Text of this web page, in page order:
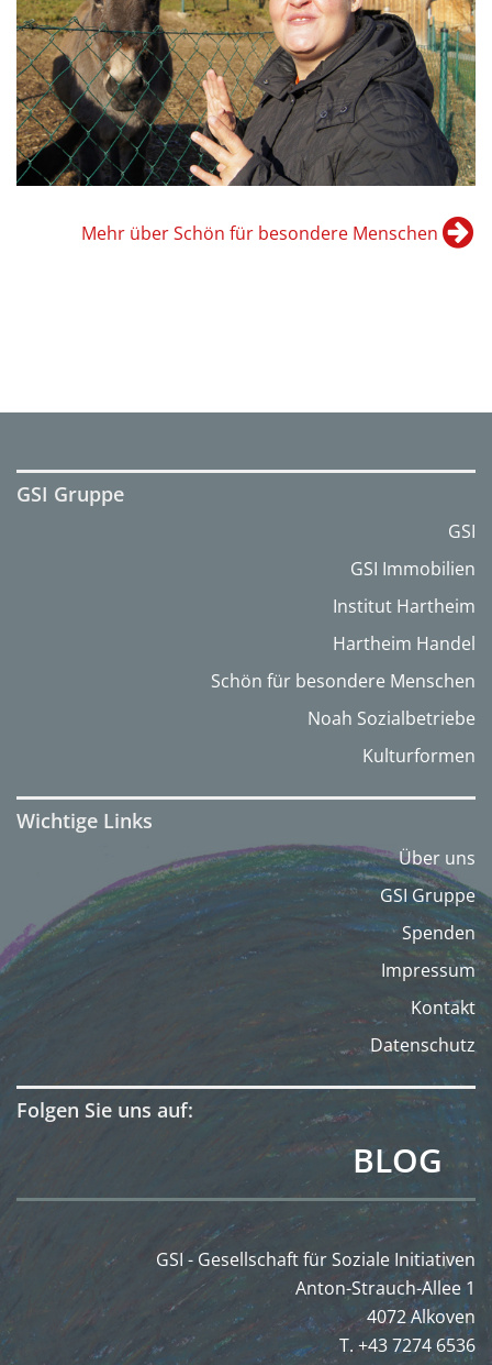
Mehr über Schön für besondere Menschen
GSI Gruppe
GSI
GSI Immobilien
Institut Hartheim
Hartheim Handel
Schön für besondere Menschen
Noah Sozialbetriebe
Kulturformen
Wichtige Links
Über uns
GSI Gruppe
Spenden
Impressum
Kontakt
Datenschutz
Folgen Sie uns auf:
BLOG
GSI - Gesellschaft für Soziale Initiativen
Anton-Strauch-Allee 1
4072 Alkoven
T. +43 7274 6536